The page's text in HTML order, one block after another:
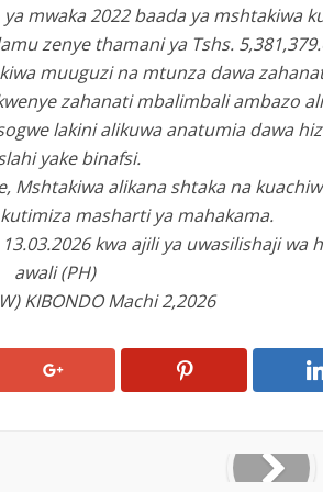
mwaka 2022 baada ya mshtakiwa
zenye thamani ya Tshs.
muuguzi na mtunza dawa
zahanati mbalimbali ambazo
lakini alikuwa anatumia dawa
yake binafsi.
Mshtakiwa alikana shtaka na
masharti ya mahakama.
kwa ajili ya uwasilishaji wa
awali (PH)
KIBONDO Machi 2,2026